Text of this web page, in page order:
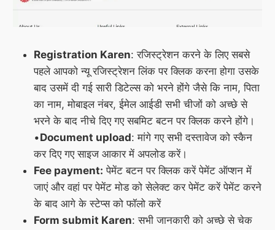
Registration Karen: रजिस्ट्रेशन करने के लिए सबसे
पहले आपको न्यू रजिस्ट्रेशन लिंक पर क्लिक करना होगा उसके
बाद उसमें दी गई सारी डिटेल्स को भरने होंगे जैसे कि नाम, पिता
का नाम, मोबाइल नंबर, ईमेल आईडी सभी चीजों को अच्छे से
भरने के बाद नीचे दिए गए सबमिट बटन पर क्लिक करने होंगे।
•Document upload: मांगे गए सभी दस्तावेज को स्कैन
कर दिए गए साइज आकार में अपलोड करें।
Fee payment: पेमेंट बटन पर क्लिक करें पेमेंट ऑप्शन में
जाएं और वहां पर पेमेंट मोड को सेलेक्ट कर पेमेंट करें पेमेंट करने
के बाद आगे के स्टेप्स को फॉलो करें
Form submit Karen: सभी जानकारी को अच्छे से चेक